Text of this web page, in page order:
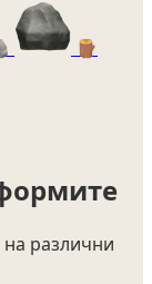
🪵
на различни